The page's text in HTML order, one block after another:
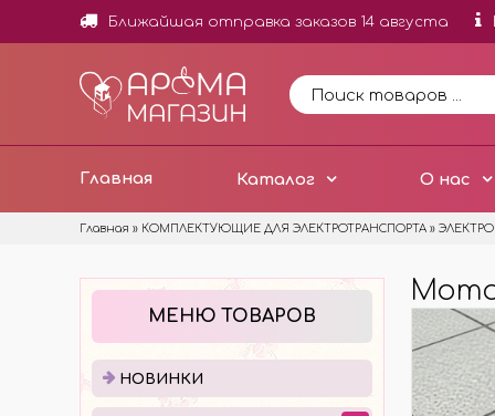
Ближайшая отправка заказов 14 августа
Главная Каталог О нас
Главная » КОМПЛЕКТУЮЩИЕ ДЛЯ ЭЛЕКТРОТРАНСПОРТА »
МЕНЮ ТОВАРОВ
НОВИНКИ